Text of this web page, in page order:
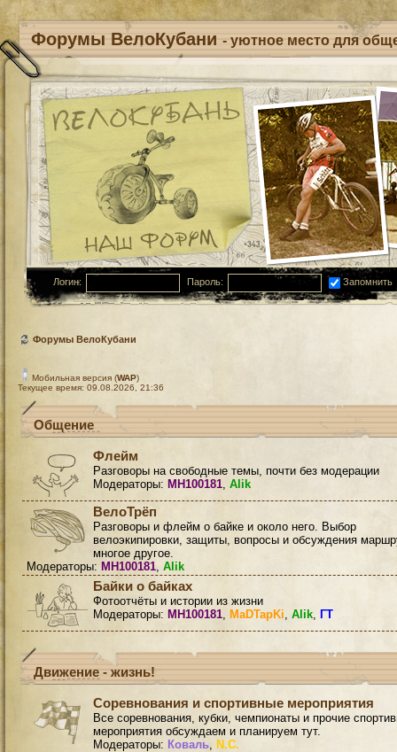
Форумы ВелоКубани - уютное место для
Логин: Пароль: Запомнить
Форумы ВелоКубани
Мобильная версия (WAP)
Текущее время: 09.08.2026, 21:36
Общение
Флейм
Разговоры на свободные темы, почти без модерации
Модераторы: MH100181, Alik
ВелоТрёп
Разговоры и флейм о байке и около него. Выбор
велоэкипировки, защиты, вопросы и обсуждения
многое другое.
Модераторы: MH100181, Alik
Байки о байках
Фотоотчёты и истории из жизни
Модераторы: MH100181, MaDTapKi, Alik, ГТ
Движение - жизнь!
Соревнования и спортивные мероприятия
Все соревнования, кубки, чемпионаты и прочие
мероприятия обсуждаем и планируем тут.
Модераторы: Коваль, N.C.